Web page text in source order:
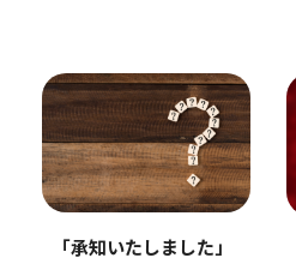
「承知いたしました」